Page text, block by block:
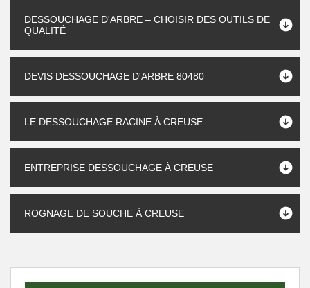
DESSOUCHAGE D'ARBRE – CHOISIR DES OUTILS DE
QUALITÉ
DEVIS DESSOUCHAGE D'ARBRE 80480
LE DESSOUCHAGE RACINE À CREUSE
ENTREPRISE DESSOUCHAGE À CREUSE
ROGNAGE DE SOUCHE À CREUSE